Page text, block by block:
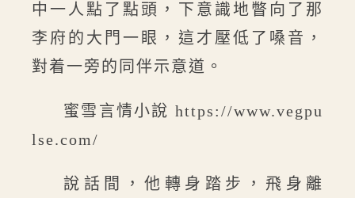
中一人點了點頭，下意識地瞥向了那
李府的大門一眼，這才壓低了嗓音，
對着一旁的同伴示意道。
蜜雪言情小說 https://www.vegpu
lse.com/
說話間，他轉身踏步，飛身離